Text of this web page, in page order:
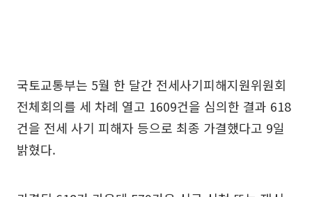
국토교통부는 5월 한 달간 전세사기피해지원위원회
전체회의를 세 차례 열고 1609건을 심의한 결과 618
건을 전세 사기 피해자 등으로 최종 가결했다고 9일
밝혔다.